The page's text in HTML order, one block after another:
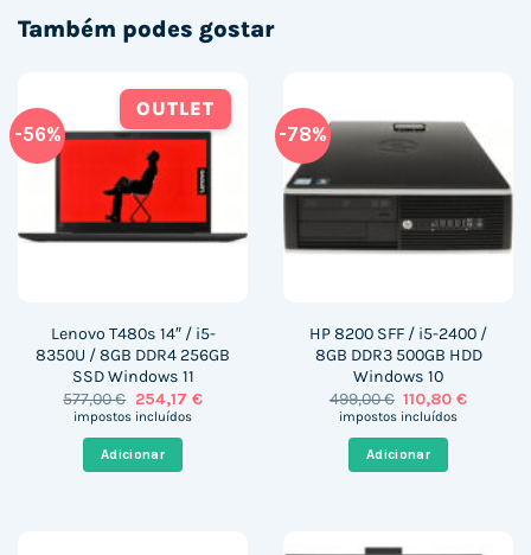
Também podes gostar
-56%
OUTLET
Lenovo T480s 14″ / i5-
8350U / 8GB DDR4 256GB
SSD Windows 11
577,00€ O
preço
era:
577,00 €.
254,17 €O
impostos incluídos
Adicionar
-78%
HP 8200 SFF / i5-2400 /
8GB DDR3 500GB HDD
Windows 10
499,00€ O
preço
era:
499,00 €.
110,80€O
impostos incluídos
Adicionar